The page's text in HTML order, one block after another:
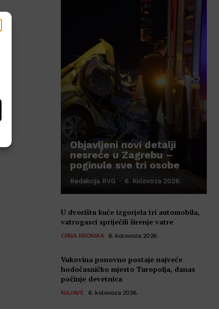
Objavljeni novi detalji
nesreće u Zagrebu –
poginule sve tri osobe
Redakcija RVG - 6. Kolovoza 2026.
U dvorištu kuće izgorjela tri automobila,
vatrogasci spriječili širenje vatre
CRNA KRONIKA 6. kolovoza 2026.
Vukovina ponovno postaje najveće
hodočasničko mjesto Turopolja, danas
počinje devetnica
NAJAVE 6. kolovoza 2026.